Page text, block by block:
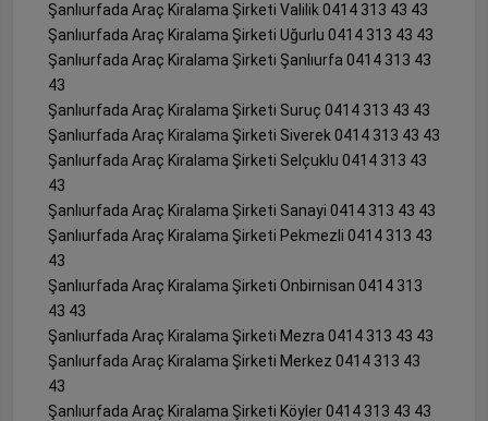
Şanlıurfada Araç Kiralama Şirketi Valilik 0414 313 43 43
Şanlıurfada Araç Kiralama Şirketi Uğurlu 0414 313 43 43
Şanlıurfada Araç Kiralama Şirketi Şanlıurfa 0414 313 43
43
Şanlıurfada Araç Kiralama Şirketi Suruç 0414 313 43 43
Şanlıurfada Araç Kiralama Şirketi Siverek 0414 313 43 43
Şanlıurfada Araç Kiralama Şirketi Selçuklu 0414 313 43
43
Şanlıurfada Araç Kiralama Şirketi Sanayi 0414 313 43 43
Şanlıurfada Araç Kiralama Şirketi Pekmezli 0414 313 43
43
Şanlıurfada Araç Kiralama Şirketi Onbirnisan 0414 313
43 43
Şanlıurfada Araç Kiralama Şirketi Mezra 0414 313 43 43
Şanlıurfada Araç Kiralama Şirketi Merkez 0414 313 43
43
Şanlıurfada Araç Kiralama Şirketi Köyler 0414 313 43 43